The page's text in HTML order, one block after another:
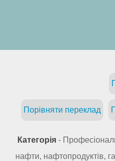
Порівняти переклад
Категорія -
нафти, нафтопродуктів,